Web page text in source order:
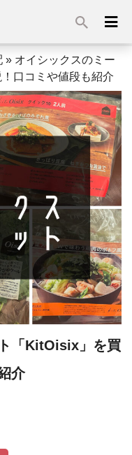
» オイシックスのミー
口コミや値段も紹介
「KitOisix」を買
介